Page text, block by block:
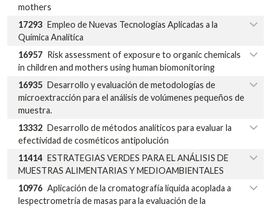
mothers
17293 Empleo de Nuevas Tecnologías Aplicadas a la
Química Analítica
16957
Risk assessment of exposure to organic chemicals
in children and mothers using human biomonitoring
16935 Desarrollo y evaluación de metodologías de
microextracción para el análisis de volúmenes pequeños de
muestra.
13332 Desarrollo de métodos analíticos para evaluar la
efectividad de cosméticos antipolución
11414 ESTRATEGIAS VERDES PARA EL ANÁLISIS DE
MUESTRAS ALIMENTARIAS Y MEDIOAMBIENTALES
10976 Aplicación de la cromatografía líquida acoplada a
lespectrometría de masas para la evaluación de la